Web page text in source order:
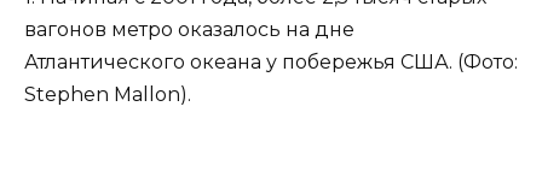
вагонов метро оказалось на дне
Атлантического океана у побережья США. (Фото:
Stephen Mallon).